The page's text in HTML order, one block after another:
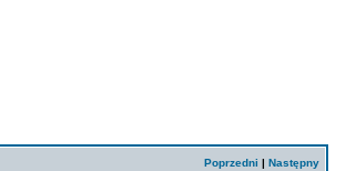
Poprzedni | Następny